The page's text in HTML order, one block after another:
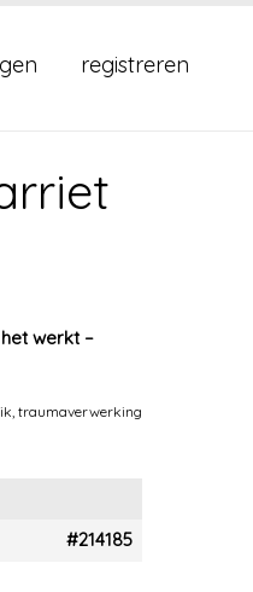
registreren
werkt –
, traumaverwerking
#214185